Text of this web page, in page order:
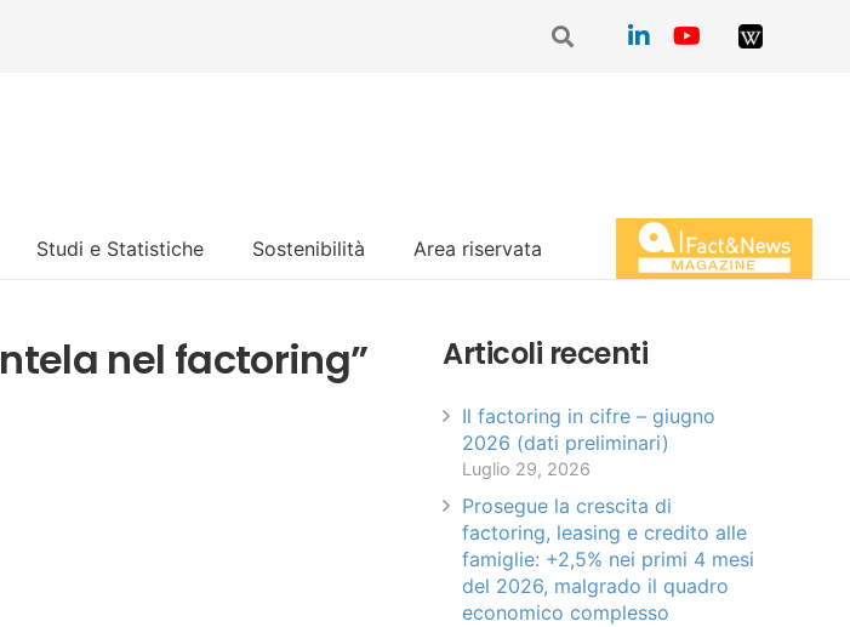
Studi e Statistiche Sostenibilità Area riservata Magazine Fact&News
nel factoring”
Articoli recenti
Il factoring in cifre – giugno
2026 (dati preliminari)
Luglio 29, 2026
Prosegue la crescita di
factoring, leasing e credito alle
famiglie: +2,5% nei primi 4 mesi
del 2026, malgrado il quadro
economico complesso